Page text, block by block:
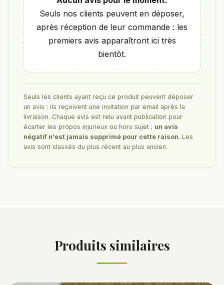
Seuls nos clients peuvent en déposer,
après réception de leur commande : les
premiers avis apparaîtront ici très
bientôt.
Seuls les clients ayant reçu ce produit peuvent déposer
un avis : ils reçoivent une invitation par email après la
livraison. Chaque avis est relu avant publication pour
écarter les propos injurieux ou hors sujet ; un avis
négatif n'est jamais supprimé pour cette raison. Les
avis sont classés du plus récent au plus ancien.
Produits similaires